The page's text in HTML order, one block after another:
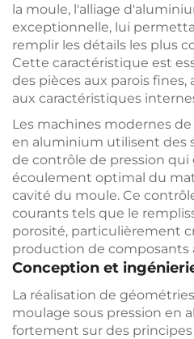
la moule, l'alliage
exceptionnelle, lui
remplir les détails les plus
Cette caractéristique est
des pièces aux parois
aux caractéristiques
Les machines modernes
en aluminium utilisent des
de contrôle de pression qui
écoulement optimal du
cavité du moule. Ce
courants tels que le
porosité, particulièrement
production de composants
Conception et
La réalisation de
moulage sous pression en
fortement sur des